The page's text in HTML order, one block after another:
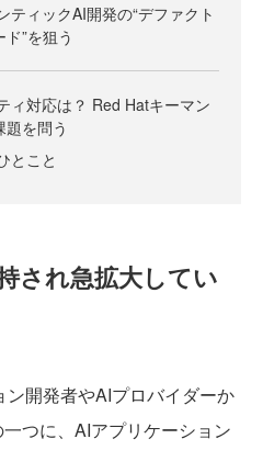
ティックAI開発の“デファクト
”を狙う
ィ対応は？ Red Hatキーマン
題を問う
とこと
され急拡大してい
開発者やAIプロバイダーか
つに、AIアプリケーション